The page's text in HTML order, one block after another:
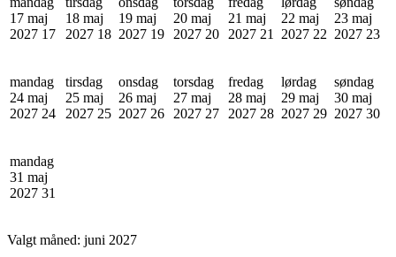
17 maj
2027 17
18 maj
2027 18
19 maj
2027 19
20 maj
2027 20
21 maj
2027 21
22 maj
2027 22
23 maj
2027 23
mandag
24 maj
2027 24
tirsdag
25 maj
2027 25
onsdag
26 maj
2027 26
torsdag
27 maj
2027 27
fredag
28 maj
2027 28
lørdag
29 maj
2027 29
søndag
30 maj
2027 30
mandag
31 maj
2027 31
Valgt måned: juni 2027